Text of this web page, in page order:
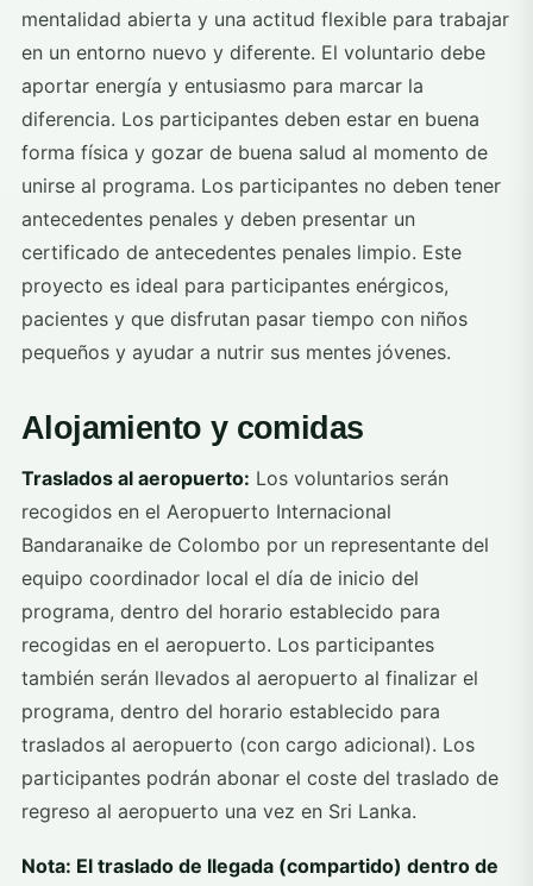
mentalidad abierta y una actitud flexible para trabajar
en un entorno nuevo y diferente. El voluntario debe
aportar energía y entusiasmo para marcar la
diferencia. Los participantes deben estar en buena
forma física y gozar de buena salud al momento de
unirse al programa. Los participantes no deben tener
antecedentes penales y deben presentar un
certificado de antecedentes penales limpio. Este
proyecto es ideal para participantes enérgicos,
pacientes y que disfrutan pasar tiempo con niños
pequeños y ayudar a nutrir sus mentes jóvenes.
Alojamiento y comidas
Traslados al aeropuerto: Los voluntarios serán
recogidos en el Aeropuerto Internacional
Bandaranaike de Colombo por un representante del
equipo coordinador local el día de inicio del
programa, dentro del horario establecido para
recogidas en el aeropuerto. Los participantes
también serán llevados al aeropuerto al finalizar el
programa, dentro del horario establecido para
traslados al aeropuerto (con cargo adicional). Los
participantes podrán abonar el coste del traslado de
regreso al aeropuerto una vez en Sri Lanka.
Nota: El traslado de llegada (compartido) dentro de